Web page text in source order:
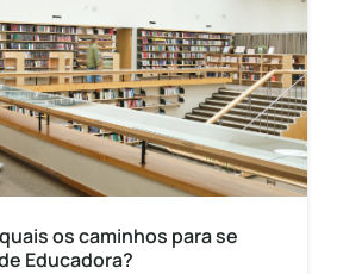
os caminhos para se
Educadora?